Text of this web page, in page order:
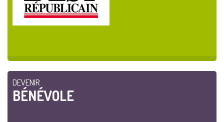
DEVENIR
BÉNÉVOLE